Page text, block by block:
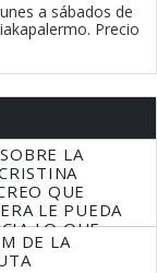
a sábados de
Precio
LA
QUE
LE PUEDA
LO QUE
DE LA